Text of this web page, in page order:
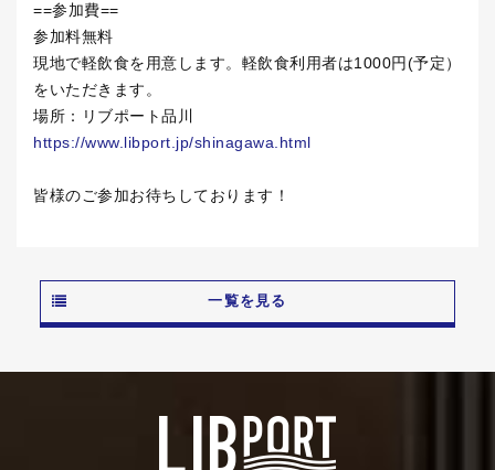
==参加費==
参加料無料
現地で軽飲食を用意します。軽飲食利用者は1000円(予定）
をいただきます。
場所：リブポート品川
https://www.libport.jp/shinagawa.html
皆様のご参加お待ちしております！
一覧を見る